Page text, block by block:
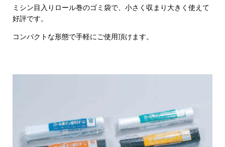
ミシン目入りロール巻のゴミ袋で、小さく収まり大きく使えて
好評です。
コンパクトな形態で手軽にご使用頂けます。